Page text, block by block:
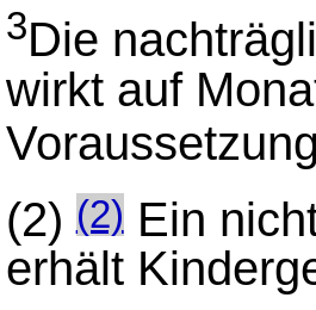
3Die
wirkt auf
(2)(2) Ein
erhält